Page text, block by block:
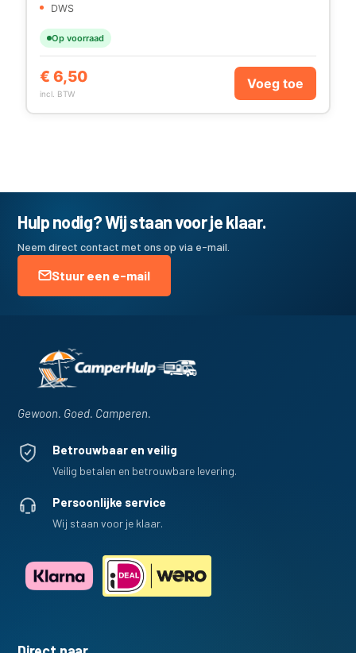
DWS
Op voorraad
€ 6,50
incl. BTW
Voeg toe
Hulp nodig? Wij staan voor je klaar.
Neem direct contact met ons op via e-mail.
Stuur een e-mail
Gewoon. Goed. Camperen.
Betrouwbaar en veilig
Veilig betalen en betrouwbare levering.
Persoonlijke service
Wij staan voor je klaar.